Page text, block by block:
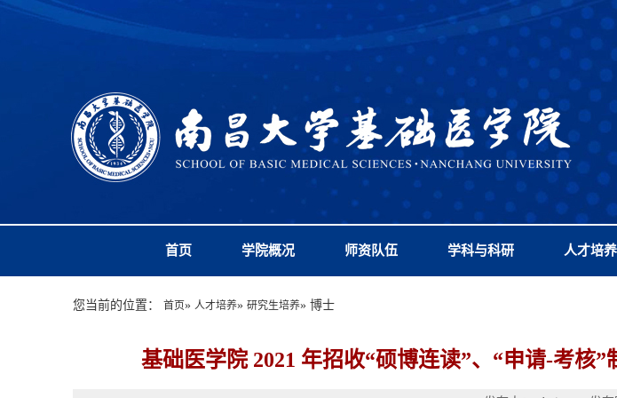
首页 学院概况 师资队伍 学科与科研 人才培养
您当前的位置： 首页» 人才培养» 研究生培养» 博士
基础医学院 2021 年招收“硕博连读”、“申请-考核